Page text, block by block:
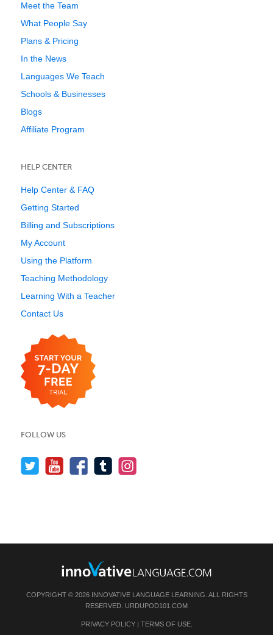
Meet the Team
What People Say
Plans & Pricing
In the News
Languages We Teach
Schools & Businesses
Blogs
Affiliate Program
HELP CENTER
Help Center & FAQ
Getting Started
Billing and Subscriptions
My Account
Using the Platform
Teaching Methodology
Learning With a Teacher
Contact Us
FOLLOW US
COPYRIGHT © 2026 INNOVATIVE LANGUAGE LEARNING. ALL RIGHTS
RESERVED. URDUPOD101.COM
PRIVACY POLICY| TERMS OF USE.